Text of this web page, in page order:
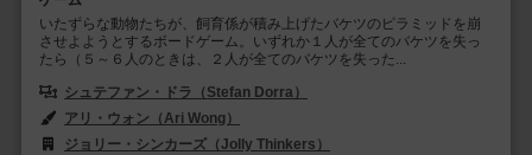
いたずらな動物たちが、飼育係が積み上げたバケツのピラミッドを崩
させよようとするボードゲーム。いずれか１人が全てのバケツを失っ
たら（５～６人のときは、２人が全てのバケツを失った...
シュテファン・ドラ（Stefan Dorra）
アリ・ウォン（Ari Wong）
ジョリー・シンカーズ（Jolly Thinkers）